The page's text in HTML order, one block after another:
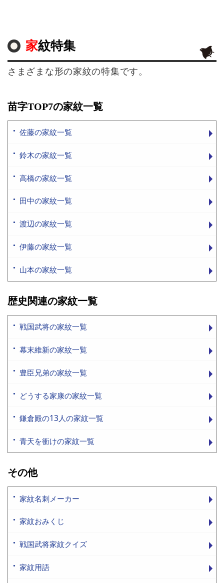
家紋特集
さまざまな形の家紋の特集です。
苗字TOP7の家紋一覧
佐藤の家紋一覧
鈴木の家紋一覧
高橋の家紋一覧
田中の家紋一覧
渡辺の家紋一覧
伊藤の家紋一覧
山本の家紋一覧
歴史関連の家紋一覧
戦国武将の家紋一覧
幕末維新の家紋一覧
豊臣兄弟の家紋一覧
どうする家康の家紋一覧
鎌倉殿の13人の家紋一覧
青天を衝けの家紋一覧
その他
家紋名刺メーカー
家紋おみくじ
戦国武将家紋クイズ
家紋用語